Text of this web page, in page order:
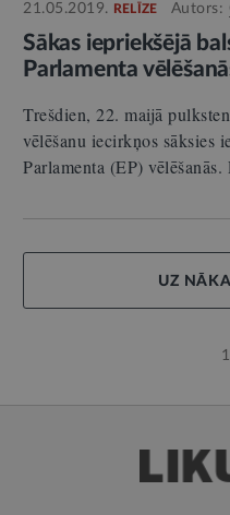
21.05.2019. RELĪZE Autors:
Sākas iepriekšējā
Parlamenta
Trešdien, 22. maijā
vēlēšanu iecirkņos sāksies
Parlamenta (EP)
UZ